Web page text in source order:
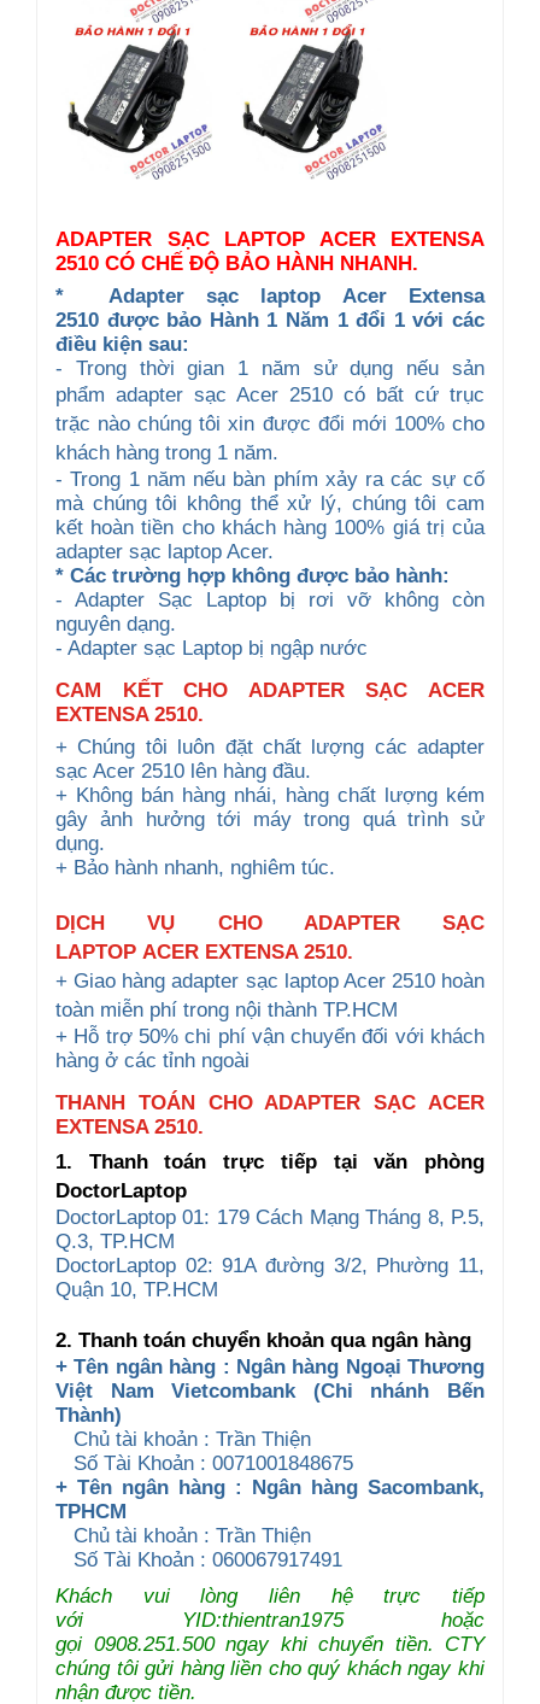
ADAPTER SẠC LAPTOP ACER EXTENSA
2510 CÓ CHẾ ĐỘ BẢO HÀNH NHANH.
*
Adapter sạc laptop Acer Extensa
2510 được bảo Hành 1 Năm 1 đổi 1 với các
điều kiện sau:
- Trong thời gian 1 năm sử dụng nếu sản
phẩm adapter sạc Acer 2510 có bất cứ trục
trặc nào chúng tôi xin được đổi mới 100% cho
khách hàng trong 1 năm.
- Trong 1 năm nếu bàn phím xảy ra các sự cố
mà chúng tôi không thể xử lý, chúng tôi cam
kết hoàn tiền cho khách hàng 100% giá trị của
adapter sạc laptop Acer.
* Các trường hợp không được bảo hành:
- Adapter Sạc Laptop bị rơi vỡ không còn
nguyên dạng.
- Adapter sạc Laptop bị ngập nước
CAM KẾT CHO ADAPTER SẠC ACER
EXTENSA 2510.
+ Chúng tôi luôn đặt chất lượng các adapter
sạc Acer 2510 lên hàng đầu.
+ Không bán hàng nhái, hàng chất lượng kém
gây ảnh hưởng tới máy trong quá trình sử
dụng.
+ Bảo hành nhanh, nghiêm túc.
DỊCH VỤ CHO ADAPTER SẠC
LAPTOP ACER EXTENSA 2510.
+ Giao hàngadapter sạc laptop Acer 2510 hoàn
toàn miễn phí trong nội thành TP.HCM
+ Hỗ trợ 50% chi phí vận chuyển đối với khách
hàng ở các tỉnh ngoài
THANH TOÁN CHO ADAPTER SẠC ACER
EXTENSA 2510.
1. Thanh toán trực tiếp tại văn phòng
DoctorLaptop
DoctorLaptop 01: 179 Cách Mạng Tháng 8, P.5,
Q.3, TP.HCM
DoctorLaptop 02: 91A đường 3/2, Phường 11,
Quận 10, TP.HCM
2. Thanh toán chuyển khoản qua ngân hàng
+ Tên ngân hàng : Ngân hàng Ngoại Thương
Việt Nam Vietcombank (Chi nhánh Bến
Thành)
Chủ tài khoản : Trần Thiện
Số Tài Khoản : 0071001848675
+ Tên ngân hàng : Ngân hàng Sacombank,
TPHCM
Chủ tài khoản : Trần Thiện
Số Tài Khoản : 060067917491
Khách vui lòng liên hệ trực tiếp
với YID:thientran1975 hoặc
gọi 0908.251.500 ngay khi chuyển tiền. CTY
chúng tôi gửi hàng liền cho quý khách ngay khi
nhận được tiền.